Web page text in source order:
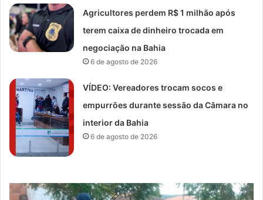
Agricultores perdem R$ 1 milhão após
terem caixa de dinheiro trocada em
negociação na Bahia
6 de agosto de 2026
VÍDEO: Vereadores trocam socos e
empurrões durante sessão da Câmara no
interior da Bahia
6 de agosto de 2026